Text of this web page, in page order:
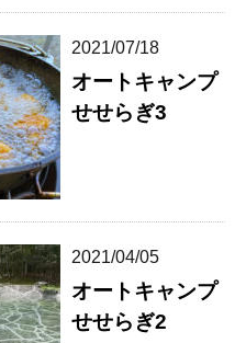
2021/07/18
オートキャンプ
せせらぎ3
2021/04/05
オートキャンプ
せせらぎ2